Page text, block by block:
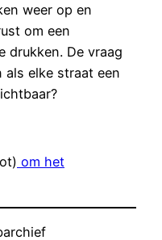
weer op en
om een
drukken. De vraag
als elke straat een
om het